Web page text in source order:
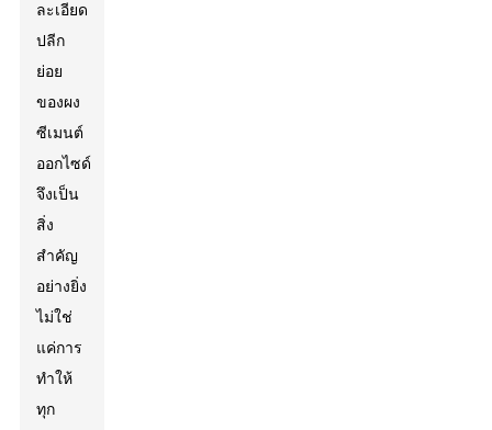
ละเอียด
ปลีก
ย่อย
ของผง
ซีเมนต์
ออกไซด์
จึงเป็น
สิ่ง
สำคัญ
อย่างยิ่ง
ไม่ใช่
แค่การ
ทำให้
ทุก